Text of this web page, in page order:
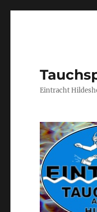
Eintracht